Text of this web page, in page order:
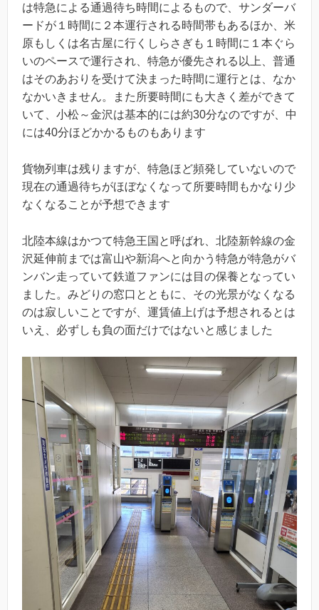
は特急による通過待ち時間によるもので、サンダーバ
ードが１時間に２本運行される時間帯もあるほか、米
原もしくは名古屋に行くしらさぎも１時間に１本ぐら
いのペースで運行され、特急が優先される以上、普通
はそのあおりを受けて決まった時間に運行とは、なか
なかいきません。また所要時間にも大きく差ができて
いて、小松～金沢は基本的には約30分なのですが、中
には40分ほどかかるものもあります
貨物列車は残りますが、特急ほど頻発していないので
現在の通過待ちがほぼなくなって所要時間もかなり少
なくなることが予想できます
北陸本線はかつて特急王国と呼ばれ、北陸新幹線の金
沢延伸前までは富山や新潟へと向かう特急が特急がバ
ンバン走っていて鉄道ファンには目の保養となってい
ました。みどりの窓口とともに、その光景がなくなる
のは寂しいことですが、運賃値上げは予想されるとは
いえ、必ずしも負の面だけではないと感じました